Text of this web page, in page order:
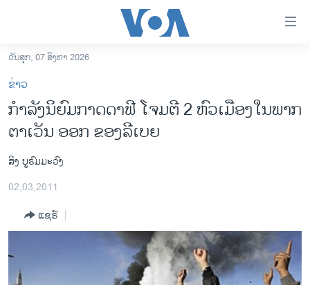
ເຂົ້າ
ຫາ
ຂ້າມ
ຂ້າມ
ຫາ
ຊອກ
ຄົ້ນ
ລາວ
ອາເມຣິກາ
ຂ່າວ​ຈີນ
ໂລກ
ເອເຊຍ
ອິດສະຫຼະພາບດ້ານການຂ່າວ
ຊີວິດຊາວລາວ
ວັນສຸກ, 07 ສິງຫາ 2026
ຂ່າວ
ກໍາລັງນິຍົມກາດດາຟີ ໂຈມຕີ 2 ຫົວເມືອງໃນພາກ
ຕາເວັນ ອອກ ຂອງລີເບຍ
ສິງ ບູຣົມມະວົງ
02,03,2011
ແຊຣ໌